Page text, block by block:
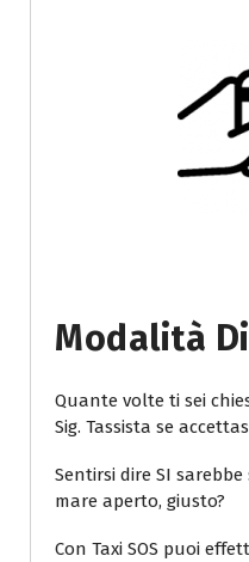
Modalità
Quante volte ti sei
Sig. Tassista se
Sentirsi dire SI
mare aperto, giusto?
Con Taxi SOS puoi